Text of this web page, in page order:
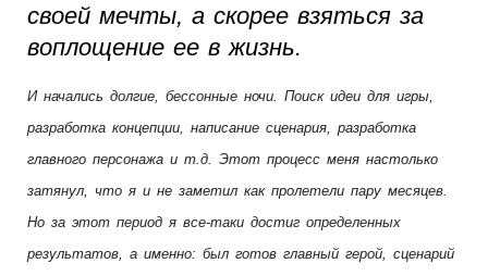
своей мечты, а скорее взяться за
воплощение ее в жизнь.
И начались долгие, бессонные ночи. Поиск идеи для игры,
разработка концепции, написание сценария, разработка
главного персонажа и т.д. Этот процесс меня настолько
затянул, что я и не заметил как пролетели пару месяцев.
Но за этот период я все-таки достиг определенных
результатов, а именно: был готов главный герой, сценарий